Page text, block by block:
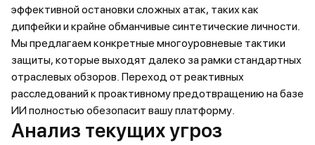
эффективной остановки сложных атак, таких как
дипфейки и крайне обманчивые синтетические личности.
Мы предлагаем конкретные многоуровневые тактики
защиты, которые выходят далеко за рамки стандартных
отраслевых обзоров. Переход от реактивных
расследований к проактивному предотвращению на базе
ИИ полностью обезопасит вашу платформу.
Анализ текущих угроз